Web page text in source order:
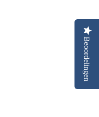
Beoordelingen